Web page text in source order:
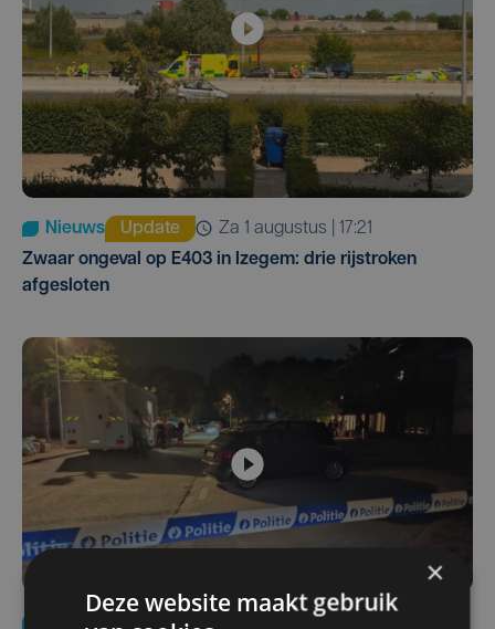
Nieuws Update
za 1 augustus | 17:21
Zwaar ongeval op E403 in Izegem: drie rijstroken
afgesloten
di 4 augustus | 09:32
×
Deze website maakt gebruik